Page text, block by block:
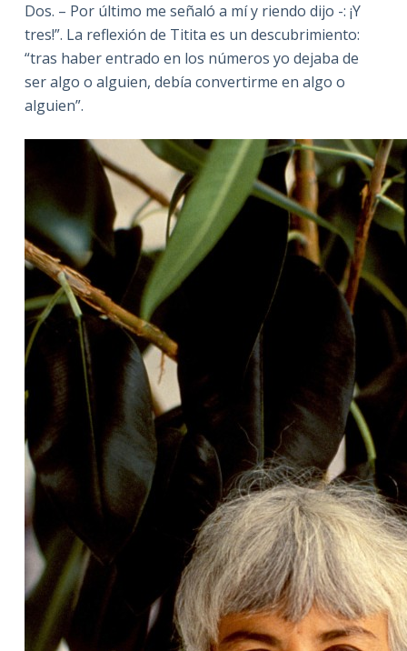
Dos. – Por último me señaló a mí y riendo dijo -: ¡Y
tres!”. La reflexión de Titita es un descubrimiento:
“tras haber entrado en los números yo dejaba de
ser algo o alguien, debía convertirme en algo o
alguien”.